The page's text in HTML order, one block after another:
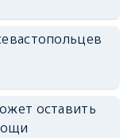
оставить